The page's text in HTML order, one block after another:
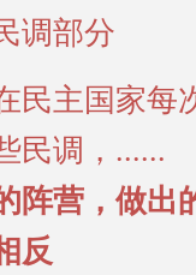
调部分
民主国家每
民调，......
阵营，做出
反